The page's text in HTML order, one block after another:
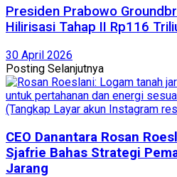
Presiden Prabowo
Hilirisasi Tahap II Rp116
30 April 2026
Posting Selanjutnya
CEO Danantara Rosan
Sjafrie Bahas Strategi
Jarang